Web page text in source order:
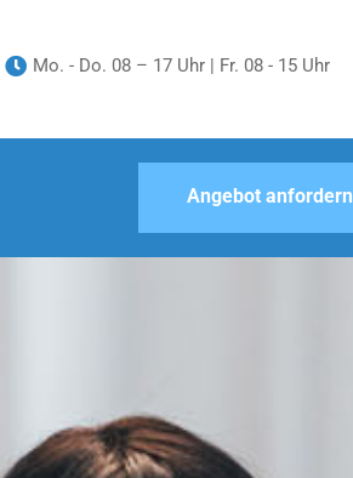
Mo. - Do. 08 – 17 Uhr | Fr. 08 - 15 Uhr
Angebot anfordern